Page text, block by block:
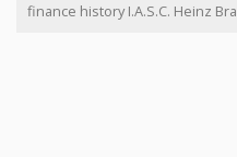
finance history I.A.S.C. Heinz